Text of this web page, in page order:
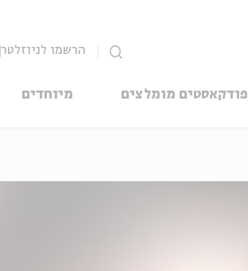
הרשמו לניוזלטר
פודקאסטים מומלצים מיוחדים